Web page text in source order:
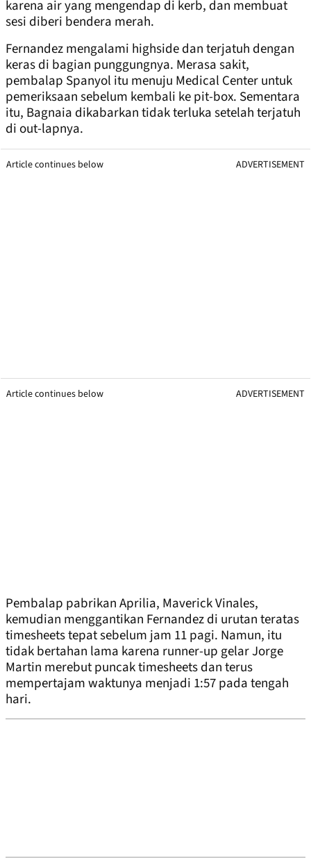
karena air yang mengendap di kerb, dan membuat
sesi diberi bendera merah.
Fernandez mengalami highside dan terjatuh dengan
keras di bagian punggungnya. Merasa sakit,
pembalap Spanyol itu menuju Medical Center untuk
pemeriksaan sebelum kembali ke pit-box. Sementara
itu, Bagnaia dikabarkan tidak terluka setelah terjatuh
di out-lapnya.
Article continues below ADVERTISEMENT
Article continues below ADVERTISEMENT
Pembalap pabrikan Aprilia, Maverick Vinales,
kemudian menggantikan Fernandez di urutan teratas
timesheets tepat sebelum jam 11 pagi. Namun, itu
tidak bertahan lama karena runner-up gelar Jorge
Martin merebut puncak timesheets dan terus
mempertajam waktunya menjadi 1:57 pada tengah
hari.